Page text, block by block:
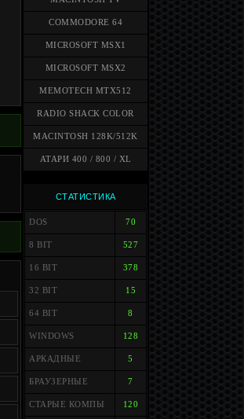
COMMODORE 64
MICROSOFT MSX1
MICROSOFT MSX2
MEMOTECH MTX512
RADIO SHACK COLOR
MACINTOSH 128K/512K
АТАРИ 400 / 800 / XL
СТАТИСТИКА
DOS 70
8 BIT 527
16 BIT 378
32 BIT 15
64 BIT 8
WINDOWS 128
АРКАДНЫЕ 5
БРАУЗЕРНЫЕ 7
СТАРЫЕ КОМПЫ 120